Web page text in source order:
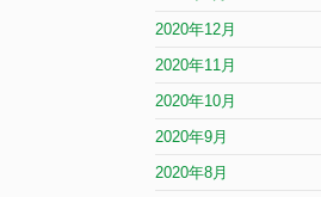
2020年12月
2020年11月
2020年10月
2020年9月
2020年8月